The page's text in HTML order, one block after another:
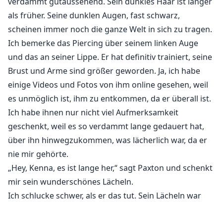
als früher. Seine dunklen Augen, fast schwarz,
scheinen immer noch die ganze Welt in sich zu tragen.
Ich bemerke das Piercing über seinem linken Auge
und das an seiner Lippe. Er hat definitiv trainiert, seine
Brust und Arme sind größer geworden. Ja, ich habe
einige Videos und Fotos von ihm online gesehen, weil
es unmöglich ist, ihm zu entkommen, da er überall ist.
Ich habe ihnen nur nicht viel Aufmerksamkeit
geschenkt, weil es so verdammt lange gedauert hat,
über ihn hinwegzukommen, was lächerlich war, da er
nie mir gehörte.
„Hey, Kenna, es ist lange her,“ sagt Paxton und schenkt
mir sein wunderschönes Lächeln.
Ich schlucke schwer, als er das tut. Sein Lächeln war